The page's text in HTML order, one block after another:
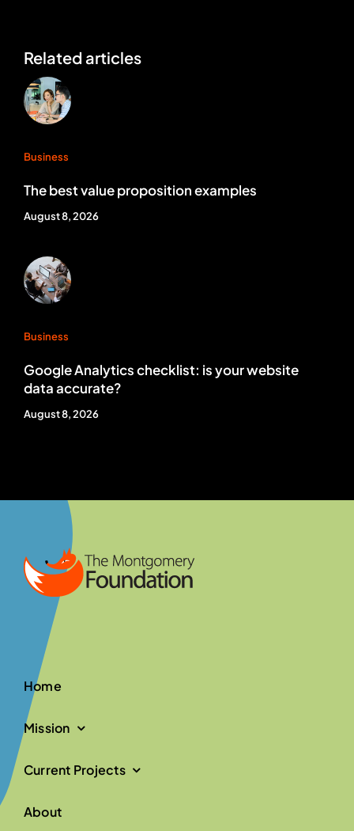
Related articles
Business
The best value proposition examples
August 8, 2026
Business
Google Analytics checklist: is your website
data accurate?
August 8, 2026
Home
Mission
Current Projects
About